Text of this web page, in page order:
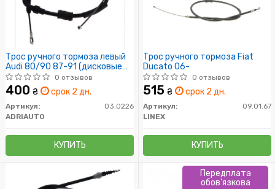
Трос ручного тормоза левый
Audi 80/90 87-91 (дисковые
тормоза)
0 отзывов
400 ₴ срок 2 дн.
Артикул:
03.0226
ADRIAUTO
КУПИТЬ
Трос ручного тормоза Fiat
Ducato 06-
0 отзывов
515 ₴ срок 2 дн.
Артикул:
09.01.67
LINEX
КУПИТЬ
Передплата
обов'язкова